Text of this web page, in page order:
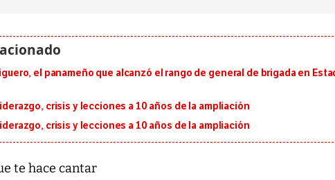
el panameño que alcanzó el rango de general de brigada en
crisis y lecciones a 10 años de la ampliación
crisis y lecciones a 10 años de la ampliación
te hace cantar
Un fuerte terremoto de
julio en la prefectura de
al sur de Japón, provocando una